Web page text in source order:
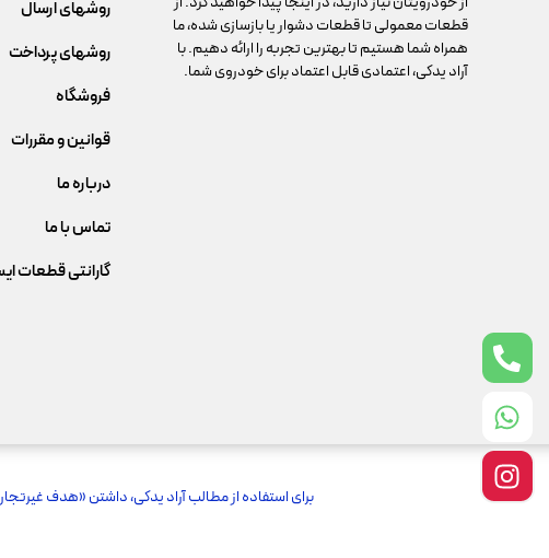
قطعات معمولی تا قطعات دشوار یا بازسازی شده، ما
همراه شما هستیم تا بهترین تجربه را ارائه دهیم. با
آراد یدکی، اعتمادی قابل اعتماد برای خودروی شما.
روشهای ارسال
روشهای پرداخت
فروشگاه
قوانین و مقررات
درباره ما
تماس با ما
گارانتی قطعات
برای استفاده از مطالب آراد یدکی، داشتن «هدف